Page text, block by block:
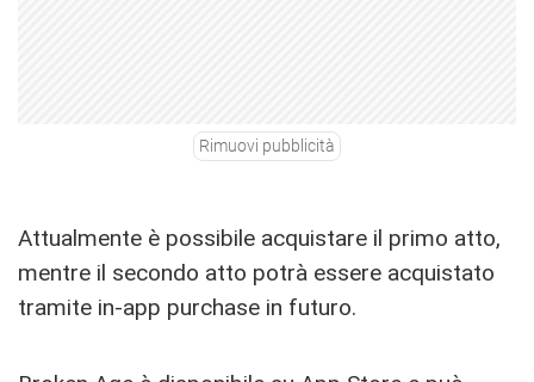
Rimuovi pubblicità
Attualmente è possibile acquistare il primo atto,
mentre il secondo atto potrà essere acquistato
tramite in-app purchase in futuro.